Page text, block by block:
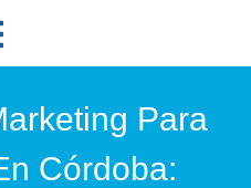
Para
Córdoba: